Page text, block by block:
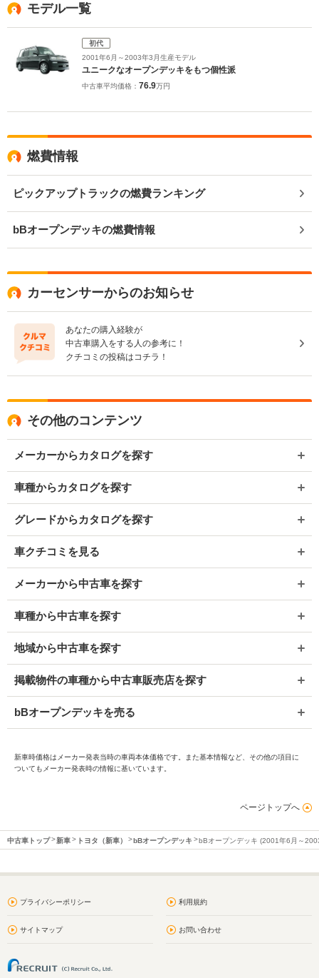
モデル一覧
初代
2001年6月～2003年3月生産モデル
ユニークなオープンデッキをもつ個性派
中古車平均価格： 76.9万円
燃費情報
ピックアップトラックの燃費ランキング
bBオープンデッキの燃費情報
カーセンサーからのお知らせ
あなたの購入経験が
中古車購入をする人の参考に！
クチコミの投稿はコチラ！
その他のコンテンツ
メーカーからカタログを探す
車種からカタログを探す
グレードからカタログを探す
車クチコミを見る
メーカーから中古車を探す
車種から中古車を探す
地域から中古車を探す
掲載物件の車種から中古車販売店を探す
bBオープンデッキを売る
新車時価格はメーカー発表当時の車両本体価格です。また基本情報など、その他の項目に
ついてもメーカー発表時の情報に基いています。
ページトップへ
中古車トップ 新車 トヨタ（新車） bBオープンデッキ bBオープンデッキ (2001年6月～
プライバシーポリシー 利用規約
サイトマップ お問い合わせ